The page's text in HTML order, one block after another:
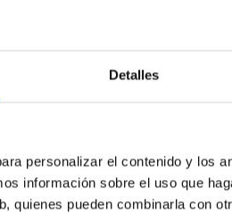
Detalles
personalizar el contenido y los
información sobre el uso que
quienes pueden combinarla con
16,94 €